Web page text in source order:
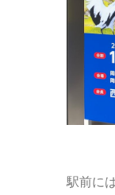
駅前に